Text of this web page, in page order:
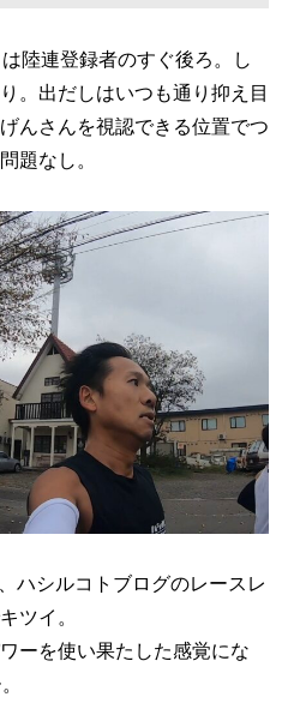
陸連登録者のすぐ後ろ。し
。出だしはいつも通り抑え目
んさんを視認できる位置でつ
題なし。
ハシルコトブログのレースレ
ツイ。
ーを使い果たした感覚にな